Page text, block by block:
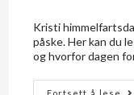
Kristi
påske. Her kan du
og hvorfor dagen